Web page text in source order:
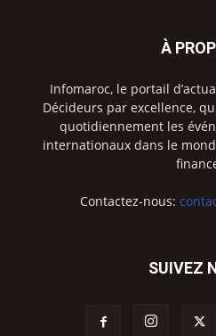
À
Infomaroc, le portail
Décideurs par excellence,
quotidiennement les
internationaux dans le
Contactez-nous:
SUIVEZ